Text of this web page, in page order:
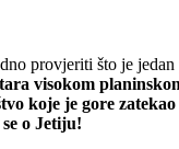
provjeriti što je
visokom
koje je gore
o Jetiju!